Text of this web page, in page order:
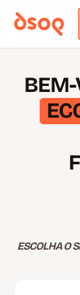
ESCOLHA O